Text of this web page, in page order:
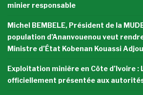
minier responsable
Michel BEMBELE, Président de la
population d’Ananvouenou veut
Ministre d’État Kobenan Kouassi
Exploitation minière en Côte d’Ivoire :
officiellement présentée aux